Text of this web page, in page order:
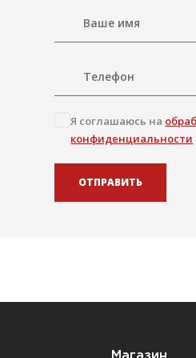
Я соглашаюсь на
конфиденциальности
ОТПРАВИТЬ